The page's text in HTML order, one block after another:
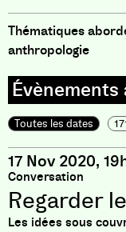
Thématiques
anthropologie
Toutes les dates
17 Nov 2020,
Conversation
Regarder
Les idées sous